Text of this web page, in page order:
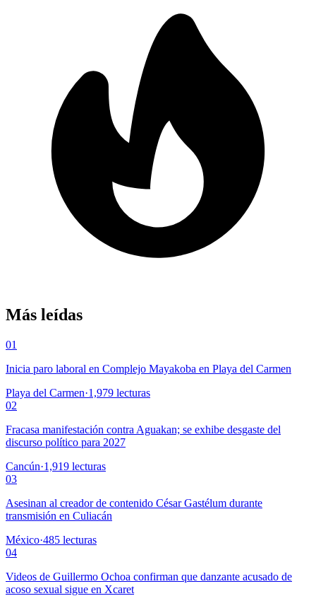
Más leídas
01
Inicia paro laboral en Complejo Mayakoba en Playa del Carmen
Playa del Carmen·1,979 lecturas
02
Fracasa manifestación contra Aguakan; se exhibe desgaste del
discurso político para 2027
Cancún·1,919 lecturas
03
Asesinan al creador de contenido César Gastélum durante
transmisión en Culiacán
México·485 lecturas
04
Videos de Guillermo Ochoa confirman que danzante acusado de
acoso sexual sigue en Xcaret